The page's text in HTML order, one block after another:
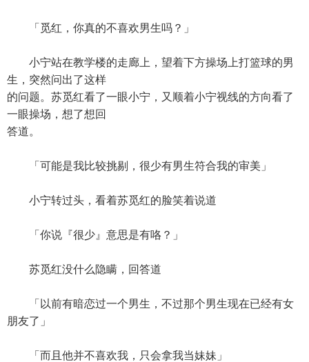
「觅红，你真的不喜欢男生吗？」
小宁站在教学楼的走廊上，望着下方操场上打篮球的男
生，突然问出了这样
的问题。苏觅红看了一眼小宁，又顺着小宁视线的方向看了
一眼操场，想了想回
答道。
「可能是我比较挑剔，很少有男生符合我的审美」
小宁转过头，看着苏觅红的脸笑着说道
「你说『很少』意思是有咯？」
苏觅红没什么隐瞒，回答道
「以前有暗恋过一个男生，不过那个男生现在已经有女
朋友了」
「而且他并不喜欢我，只会拿我当妹妹」